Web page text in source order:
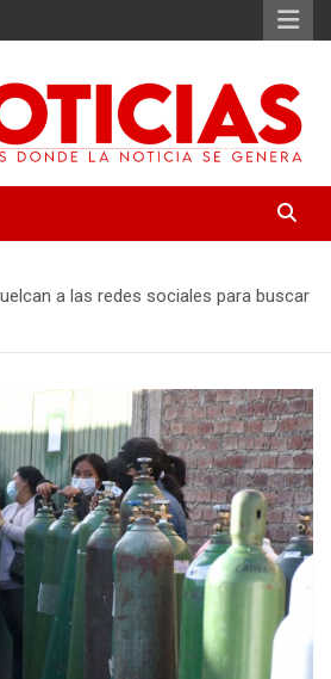
a las redes sociales para buscar